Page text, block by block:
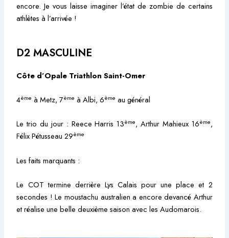
encore. Je vous laisse imaginer l’état de zombie de certains
athlètes à l’arrivée !
D2 MASCULINE
Côte d’Opale Triathlon Saint-Omer
4ème à Metz, 7ème à Albi, 6ème au général
Le trio du jour : Reece Harris 13ème, Arthur Mahieux 16ème,
Félix Pétusseau 29ème
Les faits marquants :
Le COT termine derrière Lys Calais pour une place et 2
secondes ! Le moustachu australien a encore devancé Arthur
et réalise une belle deuxième saison avec les Audomarois.